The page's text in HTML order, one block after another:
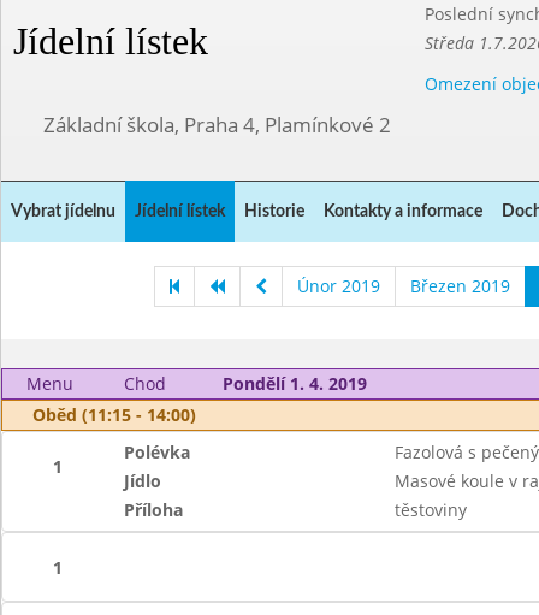
Jídelní lístek
Poslední
Středa
Omezení
Základní škola, Praha 4, Plamínkové 2
Vybrat jídelnu Jídelní lístek Historie Kontakty a informace
Únor 2019 Březen 2019
Menu Chod
Pondělí 1. 4. 2019
Oběd (11:15 - 14:00)
1
Polévka
Fazolová s
Jídlo
Masové koule v
Příloha
těstoviny
1